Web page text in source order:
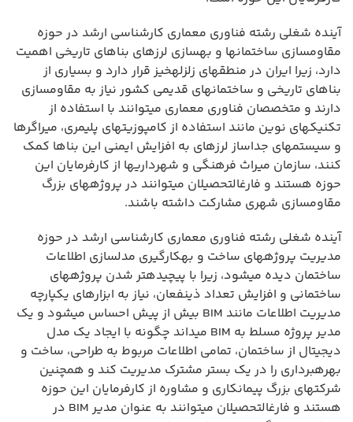
آینده شغلی رشته فناوری معماری کارشناسی ارشد در حوزه
مقاومسازی ساختمانها و بهسازی لرزهای بناهای تاریخی اهمیت
دارد، زیرا ایران در منطقهای زلزلهخیز قرار دارد و بسیاری از
بناهای تاریخی و ساختمانهای قدیمی کشور نیاز به مقاومسازی
دارند و متخصصان فناوری معماری میتوانند با استفاده از
تکنیکهای نوین مانند استفاده از کامپوزیتهای پلیمری، میراگرها
و سیستمهای جداساز لرزهای به افزایش ایمنی این بناها کمک
کنند، سازمان میراث فرهنگی و شهرداریها از کارفرمایان این
حوزه هستند و فارغالتحصیلان میتوانند در پروژههای بزرگ
مقاومسازی شهری مشارکت داشته باشند.
آینده شغلی رشته فناوری معماری کارشناسی ارشد در حوزه
مدیریت پروژههای ساخت و بهکارگیری مدلسازی اطلاعات
ساختمان دیده میشود، زیرا با پیچیدهتر شدن پروژههای
ساختمانی و افزایش تعداد ذینفعان، نیاز به ابزارهای یکپارچه
مدیریت اطلاعات مانند BIM بیش از پیش احساس میشود و یک
مدیر پروژه مسلط به BIM میداند چگونه با ایجاد یک مدل
دیجیتال از ساختمان، تمامی اطلاعات مربوط به طراحی، ساخت و
بهرهبرداری را در یک بستر مشترک مدیریت کند و همچنین
شرکتهای بزرگ پیمانکاری و مشاوره از کارفرمایان این حوزه
هستند و فارغالتحصیلان میتوانند به عنوان مدیر BIM در